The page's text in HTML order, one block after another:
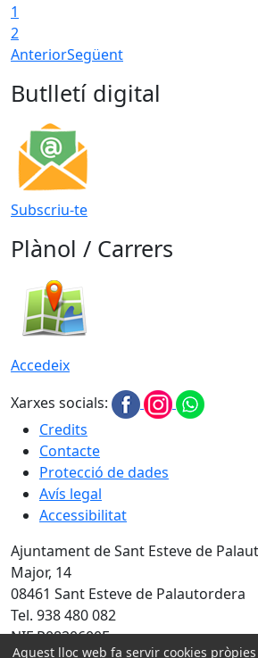
1
2
AnteriorSegüent
Butlletí digital
Subscriu-te
Plànol / Carrers
Accedeix
Xarxes socials:
Credits
Contacte
Protecció de dades
Avís legal
Accessibilitat
Ajuntament de Sant Esteve de
Major, 14
08461 Sant Esteve de Palautordera
Tel. 938 480 082
NIF P0820600E
Aquest lloc web fa servir cookies